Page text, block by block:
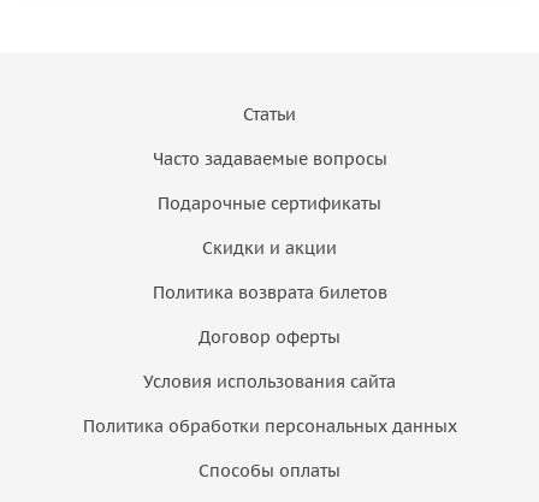
Статьи
Часто задаваемые вопросы
Подарочные сертификаты
Скидки и акции
Политика возврата билетов
Договор оферты
Условия использования сайта
Политика обработки персональных данных
Способы оплаты